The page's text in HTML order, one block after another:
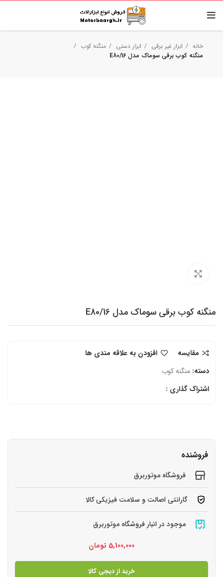
خانه ابزار غیر برقی ابزار دستی
منگنه کوب
منگنه کوب برقی سوماک مدل E80/16
منگنه کوب برقی سوماک مدل E80/16
مقایسه
افزودن به علاقه مندی ها
دسته: منگنه کوب
اشتراک گذاری :
فروشنده
فروشگاه موتوربرق
گارانتی اصالت و سلامت فیزیکی کالا
موجود در انبار فروشگاه موتوربرق
5,100,000 تومان
خرید از دیجی کالا